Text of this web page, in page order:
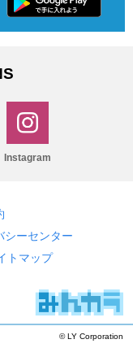
Instagram
シーセンター
トマップ
© LY Corporation